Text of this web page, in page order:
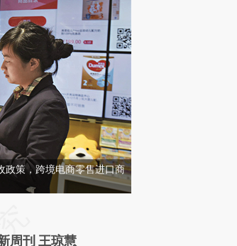
政策，跨境电商零售进口商
于财新文章
周刊 王琼慧